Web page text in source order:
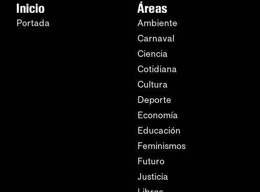
Inicio
Portada
Áreas
Ambiente
Carnaval
Ciencia
Cotidiana
Cultura
Deporte
Economía
Educación
Feminismos
Futuro
Justicia